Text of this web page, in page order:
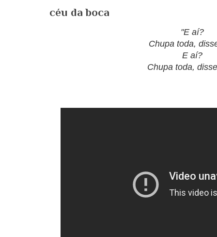
céu da boca
"E aí?
Chupa toda,
E aí?
Chupa toda,